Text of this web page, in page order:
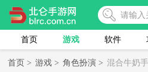
首页 游戏 软件
首页 > 游戏 > 角色扮演 > 混合牛奶